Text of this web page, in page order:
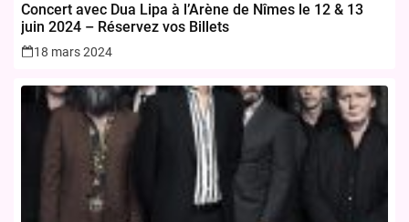
Concert avec Dua Lipa à l’Arène de Nîmes le 12 & 13
juin 2024 – Réservez vos Billets
18 mars 2024